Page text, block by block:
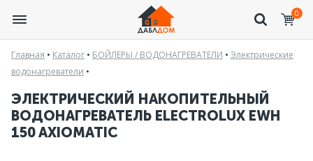
0
Главная • Каталог • БОЙЛЕРЫ / ВОДОНАГРЕВАТЕЛИ • Электрические
водонагреватели •
ЭЛЕКТРИЧЕСКИЙ НАКОПИТЕЛЬНЫЙ
ВОДОНАГРЕВАТЕЛЬ ELECTROLUX EWH
150 AXIOMATIC